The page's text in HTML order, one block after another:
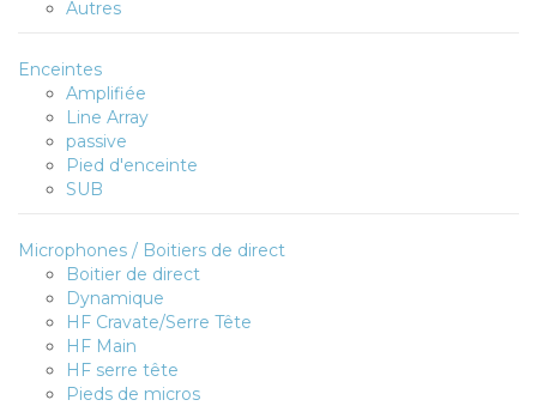
Autres
Enceintes
Amplifiée
Line Array
passive
Pied d'enceinte
SUB
Microphones / Boitiers de direct
Boitier de direct
Dynamique
HF Cravate/Serre Tête
HF Main
HF serre tête
Pieds de micros